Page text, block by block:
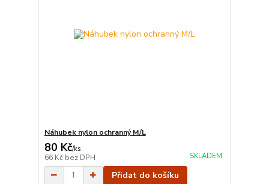
Náhubek nylon ochranný M/L
80 Kč/ks
66 Kč bez DPH SKLADEM
Přidat do košíku